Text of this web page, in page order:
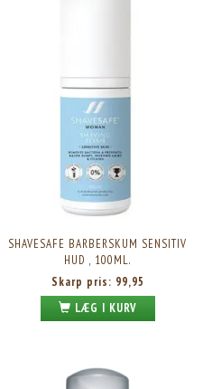
SHAVESAFE BARBERSKUM SENSITIV
HUD , 100ML.
Skarp pris: 99,95
LÆG I KURV